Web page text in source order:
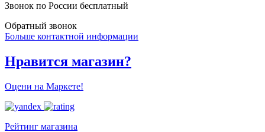
Звонок по России бесплатный
Обратный звонок
Больше контактной информации
Нравится магазин?
Оцени на Маркете!
Рейтинг магазина